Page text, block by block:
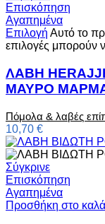
Επισκόπηση
Αγαπημένα
Επιλογή Αυτό το
επιλογές μπορούν
ΛΑΒΗ
ΜΑΥΡΟ
Πόμολα & λαβές
10,70 €
Σύγκρινε
Επισκόπηση
Αγαπημένα
Προσθήκη στο